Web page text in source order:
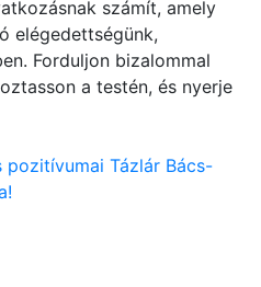
számít, amely
elégedettségünk,
Forduljon bizalommal
a testén, és nyerje
pozitívumai Tázlár Bács-